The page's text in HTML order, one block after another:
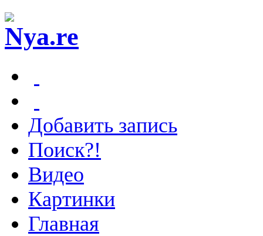
Добавить запись
Поиск?!
Видео
Картинки
Главная